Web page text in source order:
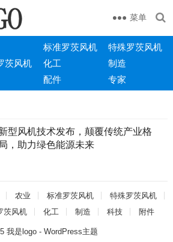
菜单
标准罗茨风机
特殊罗茨风机
茨风机 化工
制造
配件 专家
型风机技术发布，颠覆传统产业格
局，助力绿色能源未来
农业 标准罗茨风机
特殊罗茨风机
茨风机 化工 制造 科技 附件
我是logo- WordPress主题